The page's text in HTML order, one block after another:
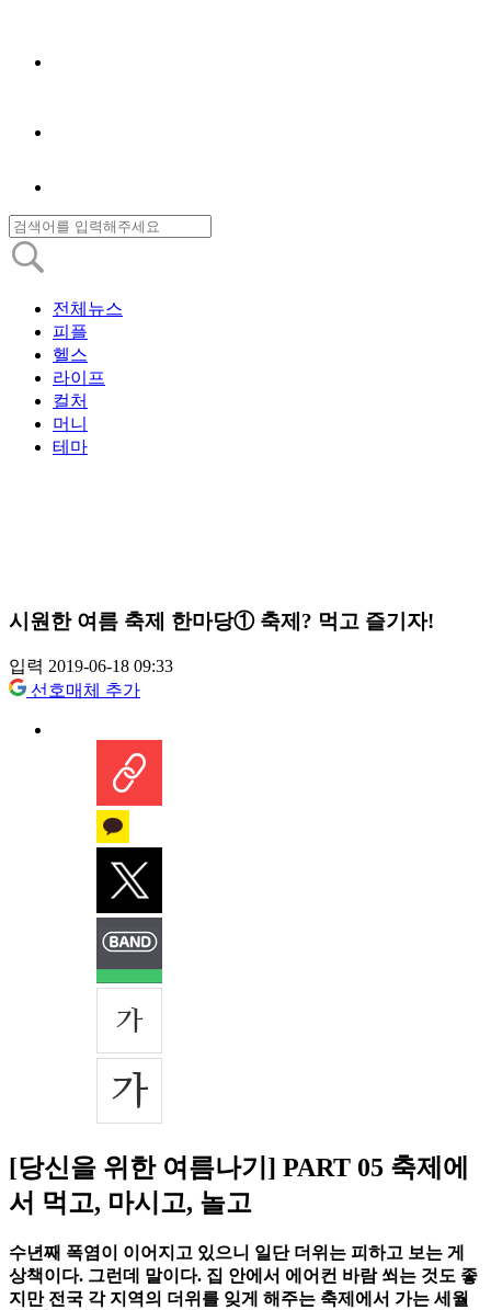
전체뉴스
피플
헬스
라이프
컬처
머니
테마
시원한 여름 축제 한마당① 축제? 먹고 즐기자!
입력 2019-06-18 09:33
선호매체 추가
[당신을 위한 여름나기] PART 05 축제에
서 먹고, 마시고, 놀고
수년째 폭염이 이어지고 있으니 일단 더위는 피하고 보는 게
상책이다. 그런데 말이다. 집 안에서 에어컨 바람 쐬는 것도 좋
지만 전국 각 지역의 더위를 잊게 해주는 축제에서 가는 세월